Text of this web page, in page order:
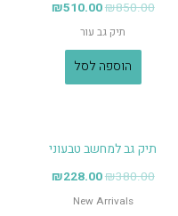
₪850.00
₪510.00
תיק גב עור
הוספה לסל
תיק גב למחשב טבעוני
₪380.00
₪228.00
New Arrivals